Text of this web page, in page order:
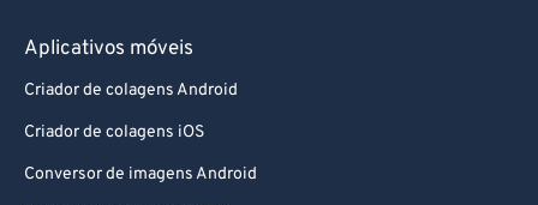
Aplicativos móveis
Criador de colagens Android
Criador de colagens iOS
Conversor de imagens Android